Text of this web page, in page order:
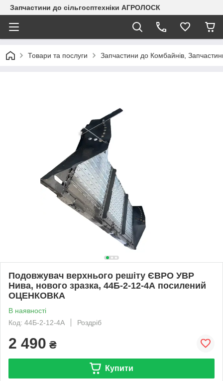
Запчастини до сільгосптехніки АГРОЛОСК
Товари та послуги Запчастини до Комбайнів,
Подовжувач верхнього решіту ЄВРО УВР
Нива, нового зразка, 44Б-2-12-4А посилений
ОЦЕНКОВКА
В наявності
Код: 44Б-2-12-4А
Роздріб
2 490 ₴
Купити